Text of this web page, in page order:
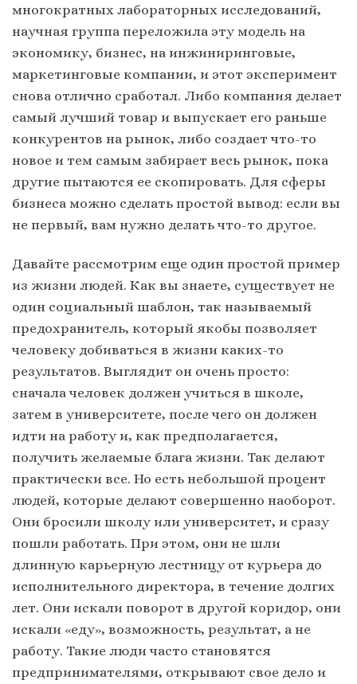
многократных лабораторных исследований,
научная группа переложила эту модель на
экономику, бизнес, на инжиниринговые,
маркетинговые компании, и этот эксперимент
снова отлично сработал. Либо компания делает
самый лучший товар и выпускает его раньше
конкурентов на рынок, либо создает что-то
новое и тем самым забирает весь рынок, пока
другие пытаются ее скопировать. Для сферы
бизнеса можно сделать простой вывод: если вы
не первый, вам нужно делать что-то другое.
Давайте рассмотрим еще один простой пример
из жизни людей. Как вы знаете, существует не
один социальный шаблон, так называемый
предохранитель, который якобы позволяет
человеку добиваться в жизни каких-то
результатов. Выглядит он очень просто:
сначала человек должен учиться в школе,
затем в университете, после чего он должен
идти на работу и, как предполагается,
получить желаемые блага жизни. Так делают
практически все. Но есть небольшой процент
людей, которые делают совершенно наоборот.
Они бросили школу или университет, и сразу
пошли работать. При этом, они не шли
длинную карьерную лестницу от курьера до
исполнительного директора, в течение долгих
лет. Они искали поворот в другой коридор, они
искали «еду», возможность, результат, а не
работу. Такие люди часто становятся
предпринимателями, открывают свое дело и